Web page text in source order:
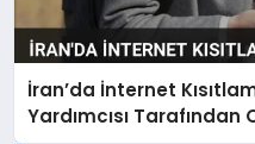
İran’da İnternet
Yardımcısı Tarafından